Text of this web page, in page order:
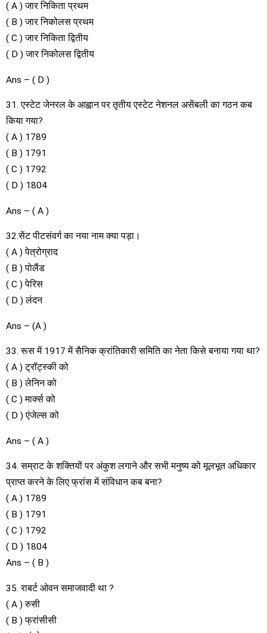
( A ) जार निकिता प्रथम
( B ) जार निकोलस प्रथम
( C ) जार निकिता द्वितीय
( D ) जार निकोलस द्वितीय
Ans – ( D )
31. एस्टेट जेनरल के आह्वान पर तृतीय एस्टेट नेशनल असेंबली का गठन कब
किया गया?
( A ) 1789
( B ) 1791
( C ) 1792
( D ) 1804
Ans – ( A )
32.सेंट पीटसंवर्ग का नया नाम क्या पड़ा।
( A ) पेत्रोग्राद
( B ) पोलैंड
( C ) पेरिस
( D ) लंदन
Ans – (A )
33. रूस में 1917 में सैनिक क्रांतिकारी समिति का नेता किसे बनाया गया था?
( A ) ट्रॉट्स्की को
( B ) लेनिन को
( C ) मार्क्स को
( D ) एंजेल्स को
Ans – ( A )
34. सम्राट के शक्तियों पर अंकुश लगाने और सभी मनुष्य को मूलभूत अधिकार
प्राप्त करने के लिए फ्रांस में संविधान कब बना?
( A ) 1789
( B ) 1791
( C ) 1792
( D ) 1804
Ans – ( B )
35. राबर्ट ओवन समाजवादी था ?
( A ) रुसी
( B ) फ्रांसीसी